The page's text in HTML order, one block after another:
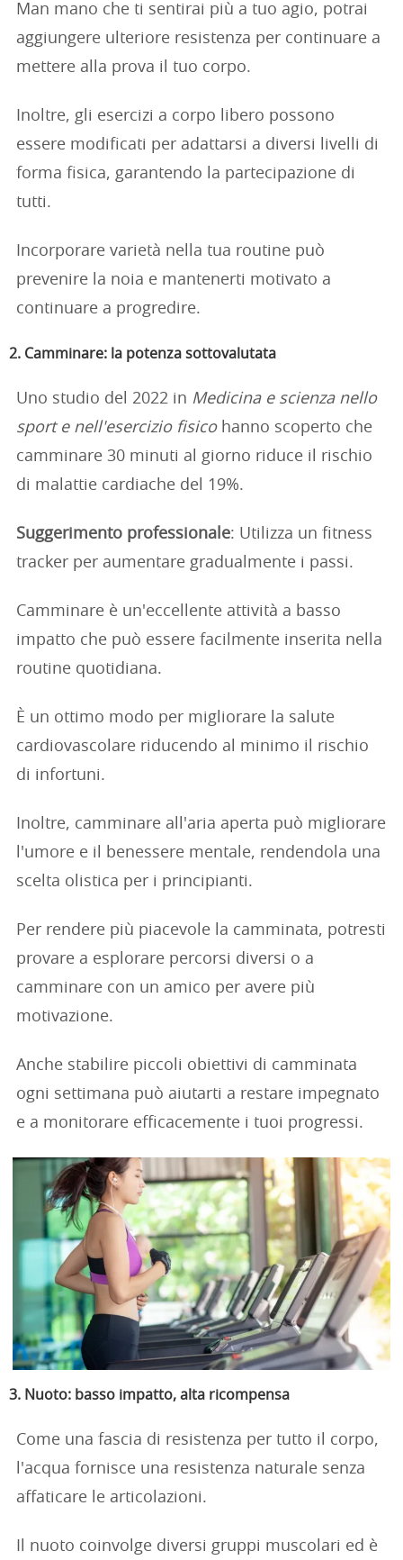
Man mano che ti sentirai più a tuo agio, potrai
aggiungere ulteriore resistenza per continuare a
mettere alla prova il tuo corpo.
Inoltre, gli esercizi a corpo libero possono
essere modificati per adattarsi a diversi livelli di
forma fisica, garantendo la partecipazione di
tutti.
Incorporare varietà nella tua routine può
prevenire la noia e mantenerti motivato a
continuare a progredire.
2. Camminare: la potenza sottovalutata
Uno studio del 2022 in Medicina e scienza nello
sport e nell'esercizio fisicohanno scoperto che
camminare 30 minuti al giorno riduce il rischio
di malattie cardiache del 19%.
Suggerimento professionale: Utilizza un fitness
tracker per aumentare gradualmente i passi.
Camminare è un'eccellente attività a basso
impatto che può essere facilmente inserita nella
routine quotidiana.
È un ottimo modo per migliorare la salute
cardiovascolare riducendo al minimo il rischio
di infortuni.
Inoltre, camminare all'aria aperta può migliorare
l'umore e il benessere mentale, rendendola una
scelta olistica per i principianti.
Per rendere più piacevole la camminata, potresti
provare a esplorare percorsi diversi o a
camminare con un amico per avere più
motivazione.
Anche stabilire piccoli obiettivi di camminata
ogni settimana può aiutarti a restare impegnato
e a monitorare efficacemente i tuoi progressi.
3. Nuoto: basso impatto, alta ricompensa
Come una fascia di resistenza per tutto il corpo,
l'acqua fornisce una resistenza naturale senza
affaticare le articolazioni.
Il nuoto coinvolge diversi gruppi muscolari ed è